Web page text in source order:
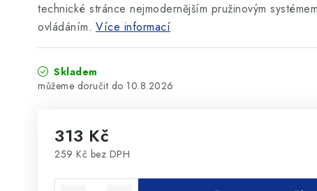
technické stránce nejmodernějším pružinovým
ovládáním. Více informací
Skladem
10.8.2026
313 Kč
259 Kč bez DPH